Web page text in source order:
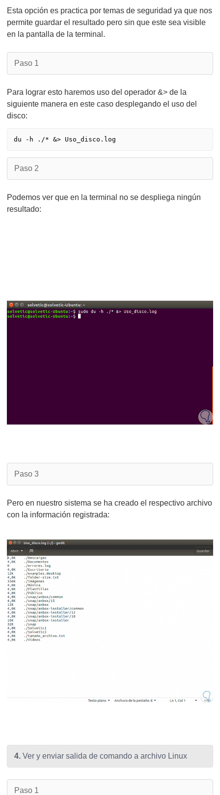
Esta opción es practica por temas de seguridad ya que nos
permite guardar el resultado pero sin que este sea visible
en la pantalla de la terminal.
Paso 1
Para lograr esto haremos uso del operador &> de la
siguiente manera en este caso desplegando el uso del
disco:
Paso 2
Podemos ver que en la terminal no se despliega ningún
resultado:
Paso 3
Pero en nuestro sistema se ha creado el respectivo archivo
con la información registrada:
4. Ver y enviar salida de comando a archivo Linux
Paso 1